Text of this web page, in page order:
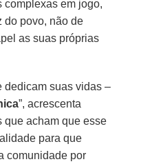
complexas em jogo,
do povo, não de
as suas próprias
dedicam suas vidas –
”, acrescenta
que acham que esse
para que
comunidade por